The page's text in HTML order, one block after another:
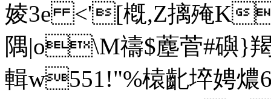
婈3e <'[槪,Z摛殗K
隅|o\M禱$薼菅#礖}
輯w551!"%榬齔埣娉燶